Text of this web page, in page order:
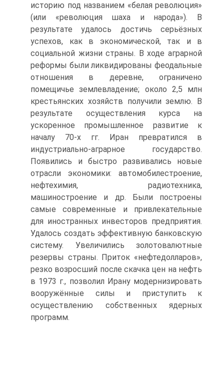
историю под названием «бе­лая революция»
(или «революция шаха и народа»). В
результате удалось достичь серьёзных
успехов, как в экономической, так и в
социальной жизни страны. В ходе аграрной
реформы были ликвидированы феодальные
отношения в дерев­не, ограничено
помещичье землевладение; около 2,5 млн
крестьянских хозяйств получили землю. В
результате осуществления курса на
ускоренное промышлен­ное развитие к
началу 70-х гг. Иран превратился в
индустриально-аграрное госу­дарство.
Появились и быстро развивались новые
отрасли экономики: автомоби­лестроение,
нефтехимия, радиотехника,
машиностроение и др. Были построены
самые современные и привлекательные
для иностранных инвесторов предпри­ятия.
Удалось создать эффективную банковскую
систему. Увеличились золото­валютные
резервы страны. Приток «нефтедолларов»,
резко возросший после скачка цен на нефть
в 1973 г., позволил Ирану модернизировать
вооружённые силы и приступить к
осуществлению собственных ядерных
программ.